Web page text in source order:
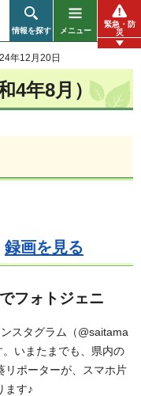
情報を探す メニュー
緊急・防
災
年12月20日
4年8月）
録画を見る
フォトジェニ
スタグラム（@saitama
。いまたまでも、県内の
リポーターが、スマホ片
ます♪